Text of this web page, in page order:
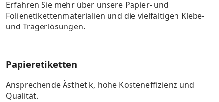
Erfahren Sie mehr über unsere Papier- und
Folienetikettenmaterialien und die vielfältigen Klebe-
und Trägerlösungen.
Papieretiketten
Ansprechende Ästhetik, hohe Kosteneffizienz und
Qualität.